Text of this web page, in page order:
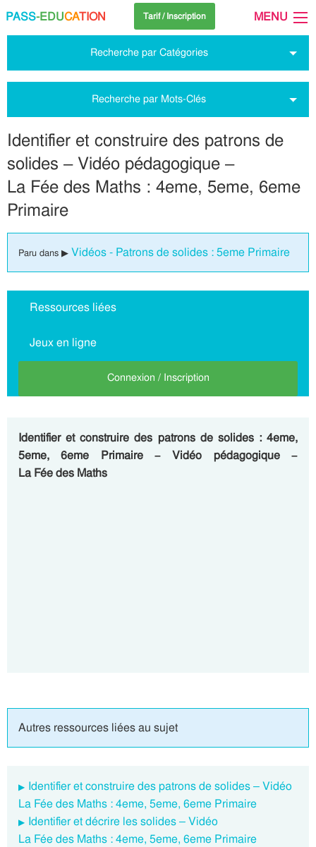
PASS-EDUCATION Tarif / Inscription MENU
Recherche par Catégories
Recherche par Mots-Clés
Identifier et construire des patrons de
solides – Vidéo pédagogique –
La Fée des Maths : 4eme, 5eme, 6eme
Primaire
Paru dans ▶ Vidéos - Patrons de solides : 5eme Primaire
Ressources liées
Jeux en ligne
Connexion / Inscription
Identifier et construire des patrons de solides : 4eme,
5eme, 6eme Primaire – Vidéo pédagogique –
La Fée des Maths
Autres ressources liées au sujet
Identifier et construire des patrons de solides – Vidéo
La Fée des Maths : 4eme, 5eme, 6eme Primaire
Identifier et décrire les solides – Vidéo
La Fée des Maths : 4eme, 5eme, 6eme Primaire